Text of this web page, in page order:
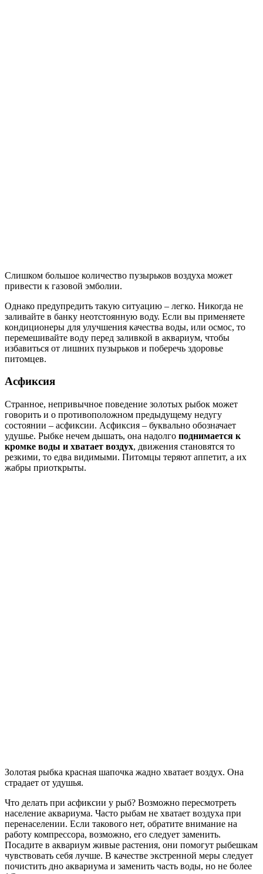
Слишком большое количество пузырьков воздуха может
привести к газовой эмболии.
Однако предупредить такую ситуацию – легко. Никогда не
заливайте в банку неотстоянную воду. Если вы применяете
кондиционеры для улучшения качества воды, или осмос, то
перемешивайте воду перед заливкой в аквариум, чтобы
избавиться от лишних пузырьков и поберечь здоровье
питомцев.
Асфиксия
Странное, непривычное поведение золотых рыбок может
говорить и о противоположном предыдущему недугу
состоянии – асфиксии. Асфиксия – буквально обозначает
удушье. Рыбке нечем дышать, она надолго поднимается к
кромке воды и хватает воздух, движения становятся то
резкими, то едва видимыми. Питомцы теряют аппетит, а их
жабры приоткрыты.
Золотая рыбка красная шапочка жадно хватает воздух. Она
страдает от удушья.
Что делать при асфиксии у рыб? Возможно пересмотреть
население аквариума. Часто рыбам не хватает воздуха при
перенаселении. Если такового нет, обратите внимание на
работу компрессора, возможно, его следует заменить.
Посадите в аквариум живые растения, они помогут рыбешкам
чувствовать себя лучше. В качестве экстренной меры следует
почистить дно аквариума и заменить часть воды, но не более